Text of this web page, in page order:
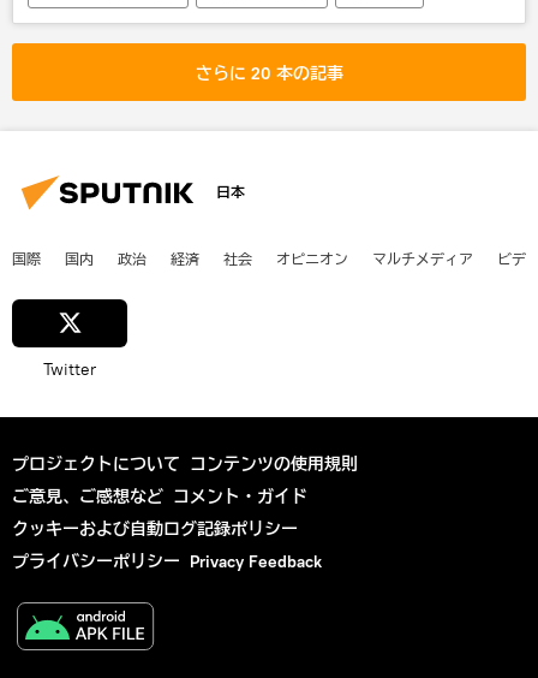
ロシア
国際
さらに 20 本の記事
日本
国際 国内 政治 経済 社会 オピニオン マルチメディア ビデ
Twitter
プロジェクトについて コンテンツの使用規則
ご意見、ご感想など コメント・ガイド
クッキーおよび自動ログ記録ポリシー
プライバシーポリシー Privacy Feedback